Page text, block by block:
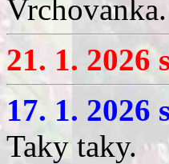
Vrchovanka.
21. 1. 2026
17. 1. 2026
Taky taky.